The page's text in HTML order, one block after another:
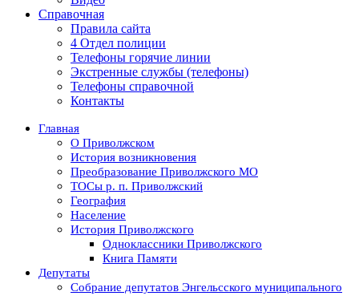
Справочная
Правила сайта
4 Отдел полиции
Телефоны горячие линии
Экстренные службы (телефоны)
Телефоны справочной
Контакты
Главная
О Приволжском
История возникновения
Преобразование Приволжского МО
ТОСы р. п. Приволжский
География
Население
История Приволжского
Одноклассники Приволжского
Книга Памяти
Депутаты
Собрание депутатов Энгельсского муниципального